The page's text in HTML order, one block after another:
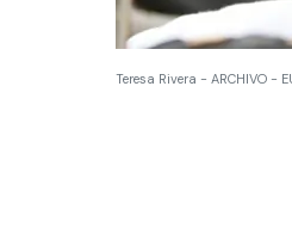
Teresa Rivera - ARCHIVO -